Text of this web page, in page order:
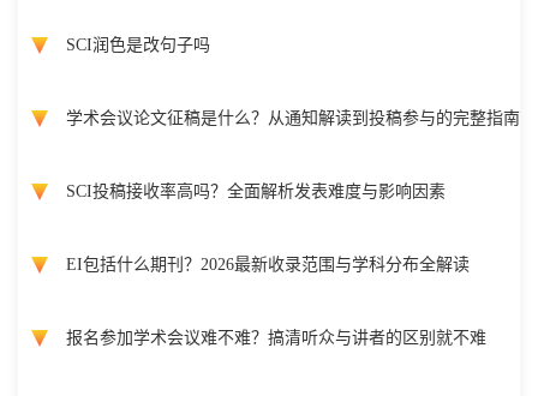
SCI润色是改句子吗
学术会议论文征稿是什么？从通知解读到投稿参与的完整指南
SCI投稿接收率高吗？全面解析发表难度与影响因素
EI包括什么期刊？2026最新收录范围与学科分布全解读
报名参加学术会议难不难？搞清听众与讲者的区别就不难